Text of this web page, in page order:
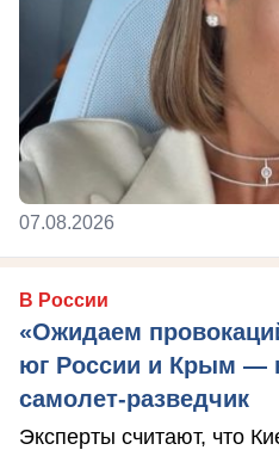
07.08.2026
В России
«Ожидаем
юг России и Крым —
самолет-разведчик
Эксперты считают, что